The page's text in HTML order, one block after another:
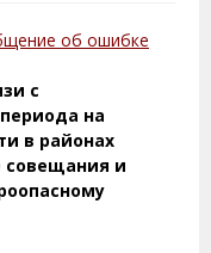
об ошибке
с
на
в районах
совещания и